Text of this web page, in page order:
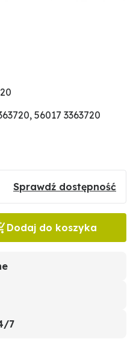
56017 3363720
Sprawdź dostępność
Dodaj do koszyka
7